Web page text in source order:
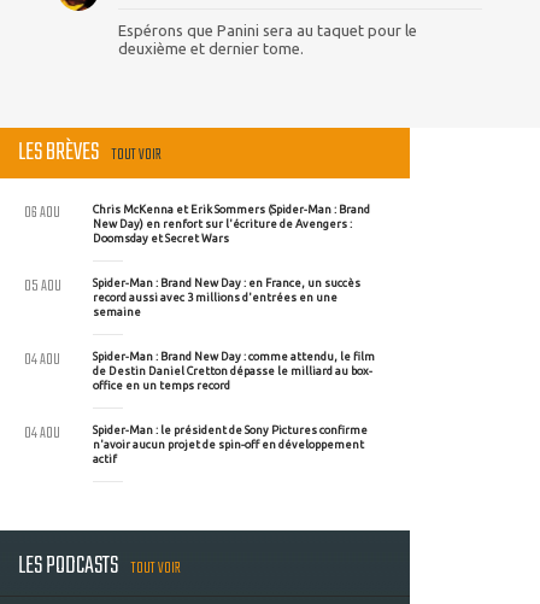
Espérons que Panini sera au taquet pour le
deuxième et dernier tome.
LES BRÈVES TOUT VOIR
Chris McKenna et Erik Sommers (Spider-Man : Brand
New Day) en renfort sur l'écriture de Avengers :
Doomsday et Secret Wars
06 AOU
Spider-Man : Brand New Day : en France, un succès
record aussi avec 3 millions d'entrées en une
semaine
05 AOU
Spider-Man : Brand New Day : comme attendu, le film
de Destin Daniel Cretton dépasse le milliard au box-
office en un temps record
04 AOU
Spider-Man : le président de Sony Pictures confirme
n'avoir aucun projet de spin-off en développement
actif
04 AOU
LES PODCASTS TOUT VOIR